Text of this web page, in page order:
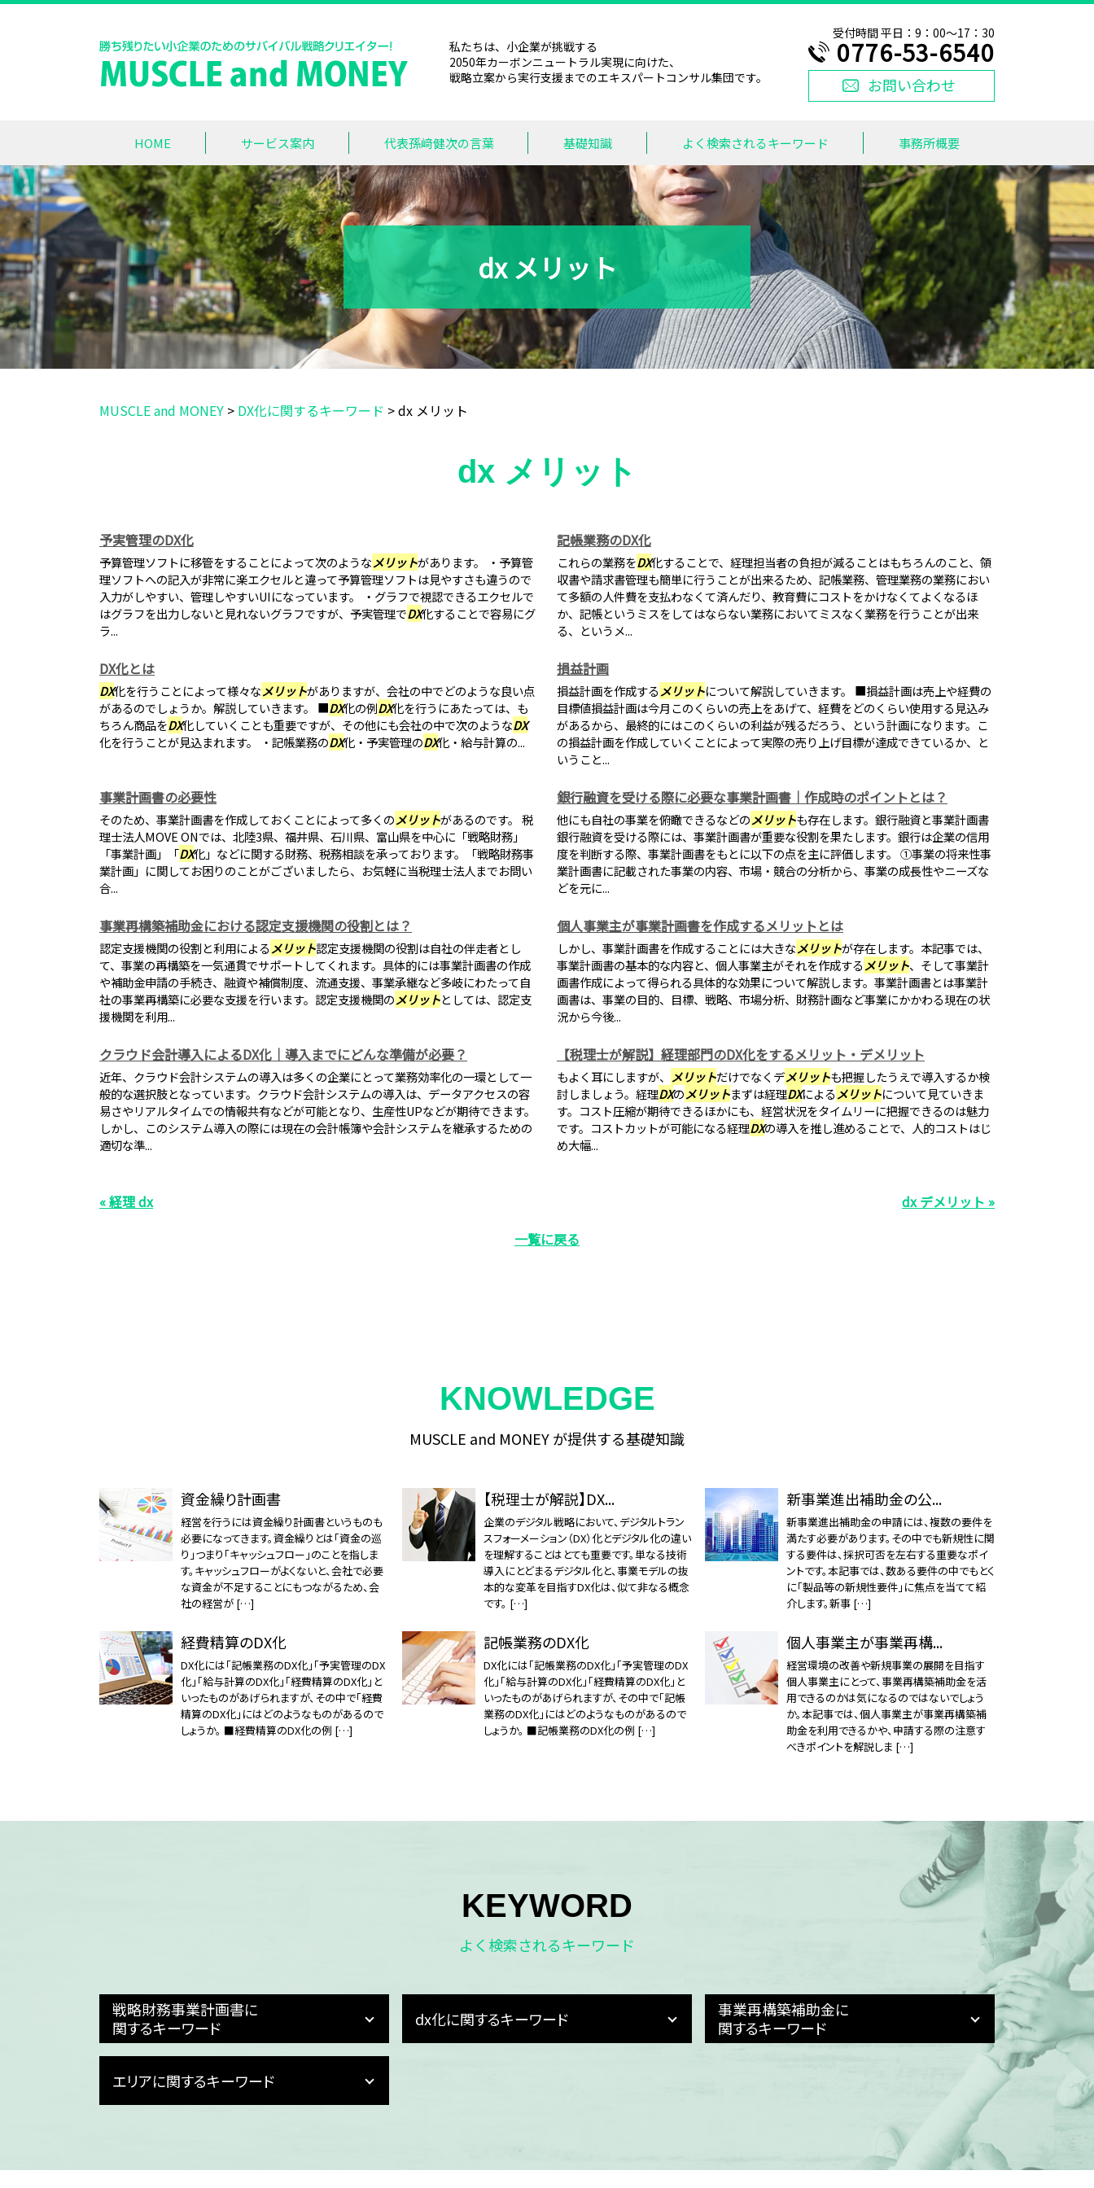
dx メリット
私たちは、小企業が挑戦する
2050年カーボンニュートラル実現に向けた、
戦略立案から実行支援までのエキスパートコンサル集団です。
受付時間 平日：9：00～17：30
0776-53-6540
お問い合わせ
HOME サービス案内 代表孫﨑健次の言葉 基礎知識 よく検索されるキーワード 事務所概要
MUSCLE and MONEY > DX化に関するキーワード >dx メリット
dx メリット
予実管理のDX化
予算管理ソフトに移管をすることによって次のようなメリットがあります。 ・予算管
理ソフトへの記入が非常に楽エクセルと違って予算管理ソフトは見やすさも違うので
入力がしやすい、管理しやすいUIになっています。 ・グラフで視認できるエクセルで
はグラフを出力しないと見れないグラフですが、予実管理でDX化することで容易にグ
ラ...
記帳業務のDX化
これらの業務をDX化することで、経理担当者の負担が減ることはもちろんのこと、領
収書や請求書管理も簡単に行うことが出来るため、記帳業務、管理業務の業務におい
て多額の人件費を支払わなくて済んだり、教育費にコストをかけなくてよくなるほ
か、記帳というミスをしてはならない業務においてミスなく業務を行うことが出来
る、というメ...
DX化とは
DX化を行うことによって様々なメリットがありますが、会社の中でどのような良い点
があるのでしょうか。解説していきます。 ■DX化の例DX化を行うにあたっては、も
ちろん商品をDX化していくことも重要ですが、その他にも会社の中で次のようなDX
化を行うことが見込まれます。 ・記帳業務のDX化・予実管理のDX化・給与計算の...
損益計画
損益計画を作成するメリットについて解説していきます。 ■損益計画は売上や経費の
目標値損益計画は今月このくらいの売上をあげて、経費をどのくらい使用する見込み
があるから、最終的にはこのくらいの利益が残るだろう、という計画になります。こ
の損益計画を作成していくことによって実際の売り上げ目標が達成できているか、と
いうこと...
事業計画書の必要性
そのため、事業計画書を作成しておくことによって多くのメリットがあるのです。 税
理士法人MOVE ONでは、北陸3県、福井県、石川県、富山県を中心に「戦略財務」
「事業計画」「DX化」などに関する財務、税務相談を承っております。「戦略財務事
業計画」に関してお困りのことがございましたら、お気軽に当税理士法人までお問い
合...
銀行融資を受ける際に必要な事業計画書｜作成時のポイントとは？
他にも自社の事業を俯瞰できるなどのメリットも存在します。銀行融資と事業計画書
銀行融資を受ける際には、事業計画書が重要な役割を果たします。銀行は企業の信用
度を判断する際、事業計画書をもとに以下の点を主に評価します。 ①事業の将来性事
業計画書に記載された事業の内容、市場・競合の分析から、事業の成長性やニーズな
どを元に...
事業再構築補助金における認定支援機関の役割とは？
認定支援機関の役割と利用によるメリット認定支援機関の役割は自社の伴走者とし
て、事業の再構築を一気通貫でサポートしてくれます。具体的には事業計画書の作成
や補助金申請の手続き、融資や補償制度、流通支援、事業承継など多岐にわたって自
社の事業再構築に必要な支援を行います。認定支援機関のメリットとしては、認定支
援機関を利用...
個人事業主が事業計画書を作成するメリットとは
しかし、事業計画書を作成することには大きなメリットが存在します。本記事では、
事業計画書の基本的な内容と、個人事業主がそれを作成するメリット、そして事業計
画書作成によって得られる具体的な効果について解説します。事業計画書とは事業計
画書は、事業の目的、目標、戦略、市場分析、財務計画など事業にかかわる現在の状
況から今後...
クラウド会計導入によるDX化｜導入までにどんな準備が必要？
近年、クラウド会計システムの導入は多くの企業にとって業務効率化の一環として一
般的な選択肢となっています。クラウド会計システムの導入は、データアクセスの容
易さやリアルタイムでの情報共有などが可能となり、生産性UPなどが期待できます。
しかし、このシステム導入の際には現在の会計帳簿や会計システムを継承するための
適切な準...
【税理士が解説】経理部門のDX化をするメリット・デメリット
もよく耳にしますが、 メリットだけでなくデメリットも把握したうえで導入するか検
討しましょう。経理DXのメリットまずは経理DXによるメリットについて見ていきま
す。コスト圧縮が期待できるほかにも、経営状況をタイムリーに把握できるのは魅力
です。コストカットが可能になる経理DXの導入を推し進めることで、人的コストはじ
め大幅...
« 経理 dx
dx デメリット »
一覧に戻る
KNOWLEDGE
MUSCLE and MONEY が提供する基礎知識
資金繰り計画書
経営を行うには資金繰り計画書というものも
必要になってきます。資金繰りとは「資金の巡
り」つまり「キャッシュフロー」のことを指しま
す。キャッシュフローがよくないと、会社で必要
な資金が不足することにもつながるため、会
社の経営が […]
【税理士が解説】DX...
企業のデジタル戦略において、デジタルトラン
スフォーメーション（DX）化とデジタル化の違い
を理解することはとても重要です。単なる技術
導入にとどまるデジタル化と、事業モデルの抜
本的な変革を目指すDX化は、似て非なる概念
です。 […]
新事業進出補助金の公...
新事業進出補助金の申請には、複数の要件を
満たす必要があります。その中でも新規性に関
する要件は、採択可否を左右する重要なポイ
ントです。本記事では、数ある要件の中でもとく
に「製品等の新規性要件」に焦点を当てて紹
介します。新事 […]
経費精算のDX化
DX化には「記帳業務のDX化」「予実管理のDX
化」「給与計算のDX化」「経費精算のDX化」と
いったものがあげられますが、その中で「経費
精算のDX化」にはどのようなものがあるので
しょうか。 ■経費精算のDX化の例 […]
記帳業務のDX化
DX化には「記帳業務のDX化」「予実管理のDX
化」「給与計算のDX化」「経費精算のDX化」と
いったものがあげられますが、その中で「記帳
業務のDX化」にはどのようなものがあるので
しょうか。 ■記帳業務のDX化の例 […]
個人事業主が事業再構...
経営環境の改善や新規事業の展開を目指す
個人事業主にとって、事業再構築補助金を活
用できるのかは気になるのではないでしょう
か。本記事では、個人事業主が事業再構築補
助金を利用できるかや、申請する際の注意す
べきポイントを解説しま […]
KEYWORD
よく検索されるキーワード
戦略財務事業計画書に
関するキーワード
事業計画 課題
事業計画書 書き方
dx化に関するキーワード
事業再構築補助金に
関するキーワード
事業再構築補助金 メリット
エリアに関するキーワード
福井県 事業計画書作成